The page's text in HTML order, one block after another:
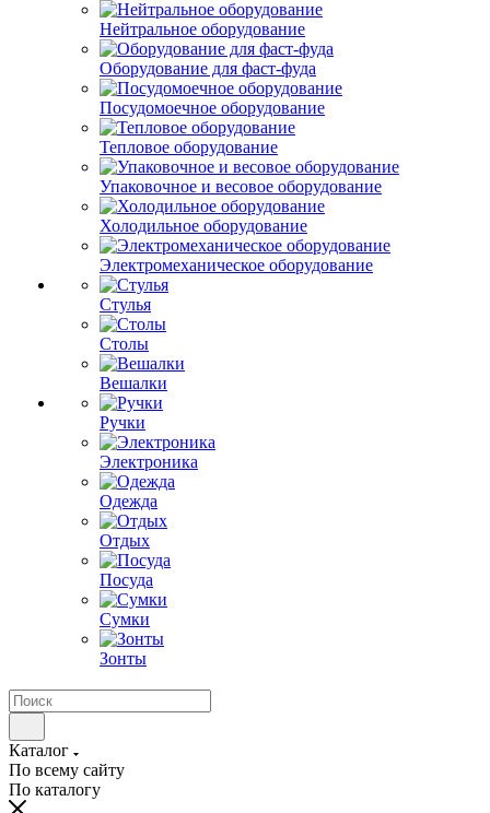
Нейтральное оборудование
Оборудование для фаст-фуда
Посудомоечное оборудование
Тепловое оборудование
Упаковочное и весовое оборудование
Холодильное оборудование
Электромеханическое оборудование
Стулья
Столы
Вешалки
Ручки
Электроника
Одежда
Отдых
Посуда
Сумки
Зонты
Каталог
По всему сайту
По каталогу